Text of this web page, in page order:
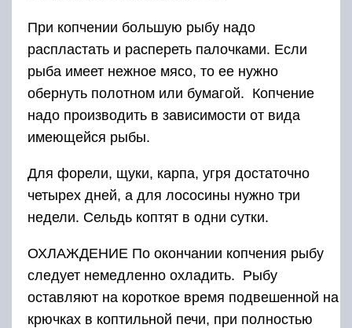
При копчении большую рыбу надо
распластать и распереть палочками. Если
рыба имеет нежное мясо, то ее нужно
обернуть полотном или бумагой. Копчение
надо производить в зависимости от вида
имеющейся рыбы.
Для форели, щуки, карпа, угря достаточно
четырех дней, а для лососины нужно три
недели. Сельдь коптят в одни сутки.
ОХЛАЖДЕНИЕ По окончании копчения рыбу
следует немедленно охладить. Рыбу
оставляют на короткое время подвешенной на
крючках в коптильной печи, при полностью